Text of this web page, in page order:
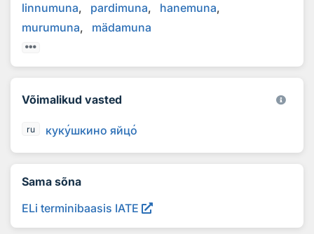
linnumuna pardimuna
hanemuna
murumuna
mädamuna
Võimalikud vasted
ru кукушкино яйцо
Sama sõna
ELi terminibaasis IATE